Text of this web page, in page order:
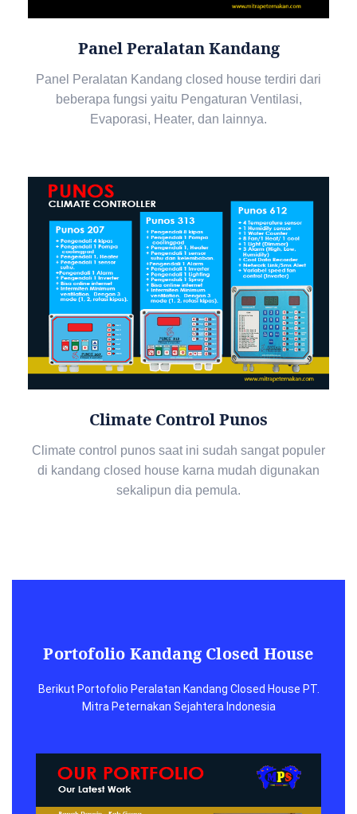
Panel Peralatan Kandang
Panel Peralatan Kandang closed house terdiri dari
beberapa fungsi yaitu Pengaturan Ventilasi,
Evaporasi, Heater, dan lainnya.
Climate Control Punos
Climate control punos saat ini sudah sangat populer
di kandang closed house karna mudah digunakan
sekalipun dia pemula.
Portofolio Kandang Closed House
Berikut Portofolio Peralatan Kandang Closed House PT.
Mitra Peternakan Sejahtera Indonesia